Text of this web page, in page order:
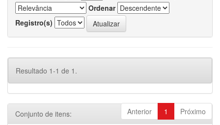
Ordenar
Registro(s)
Resultado 1-1 de 1.
Anterior 1 Próximo
Conjunto de itens: